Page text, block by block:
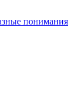
понимания